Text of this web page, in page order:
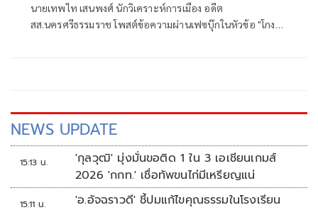
นายเทพไท เสนพงศ์ นักวิเคราะห์การเมือง อดีต
สส.นครศรีธรรมราช โพสต์ข้อความผ่านเฟซบุ๊กในหัวข้อ "โกง
NEWS UPDATE
15:13 น.
'กุลวุฒิ' มุ่งมั่นขอติด 1 ใน 3 เอเชียนเกมส์
2026 'กกท.' เชื่อทัพขนไก่มีเหรียญแน่
15:11 น.
'อ.อัจฉราวดี' ชี้ปมแก้ไขคุณธรรมในโรงเรียน